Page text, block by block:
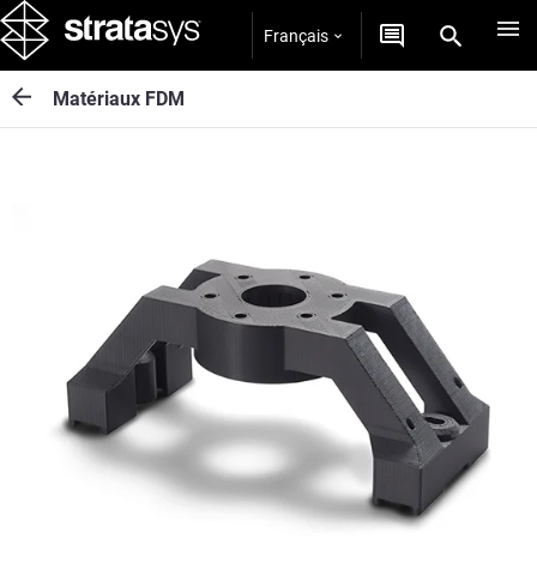
Français
Matériaux FDM